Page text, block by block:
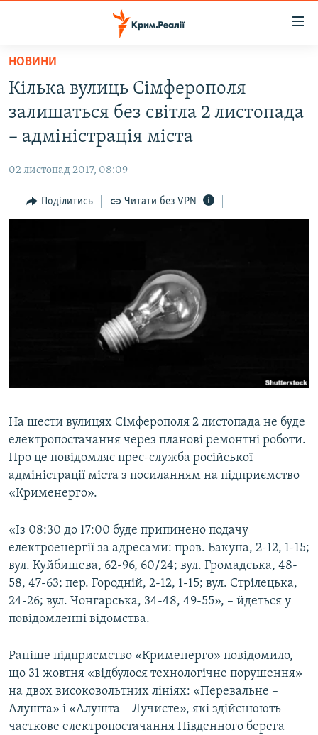
Перейти
основного
матеріалу
основної
Перейти
до
ВОДА.КРИМ
ВІДЕО ТА ФОТО
БЛОГИ
ПОГЛЯД
ВІДЕОУРОКИ «ELIFBE»
ЯК ОБІЙТИ БЛОКУВАННЯ
Усі сайти RFE/RL
НОВИНИ
Кілька вулиць Сімферополя
залишаться без світла 2 листопада
– адміністрація міста
02 листопад 2017, 08:09
Поділитись Читати без VPN
На шести вулицях Сімферополя 2 листопада не буде
електропостачання через планові ремонтні роботи.
Про це повідомляє прес-служба російської
адміністрації міста з посиланням на підприємство
«Крименерго».
«Із 08:30 до 17:00 буде припинено подачу
електроенергії за адресами: пров. Бакуна, 2-12, 1-15;
вул. Куйбишева, 62-96, 60/24; вул. Громадська, 48-
58, 47-63; пер. Городній, 2-12, 1-15; вул. Стрілецька,
24-26; вул. Чонгарська, 34-48, 49-55», – йдеться у
повідомленні відомства.
Раніше підприємство «Крименерго» повідомило,
що 31 жовтня «відбулося технологічне порушення»
на двох високовольтних лініях: «Перевальне –
Алушта» і «Алушта – Лучисте», які здійснюють
часткове електропостачання Південного берега